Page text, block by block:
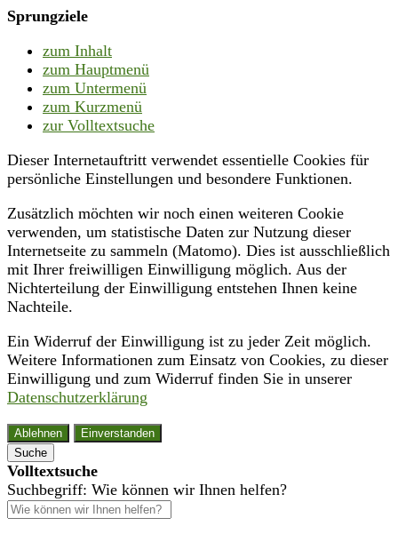
Sprungziele
zum Inhalt
zum Hauptmenü
zum Untermenü
zum Kurzmenü
zur Volltextsuche
Dieser Internetauftritt verwendet essentielle Cookies für
persönliche Einstellungen und besondere Funktionen.
Zusätzlich möchten wir noch einen weiteren Cookie
verwenden, um statistische Daten zur Nutzung dieser
Internetseite zu sammeln (Matomo). Dies ist ausschließlich
mit Ihrer freiwilligen Einwilligung möglich. Aus der
Nichterteilung der Einwilligung entstehen Ihnen keine
Nachteile.
Ein Widerruf der Einwilligung ist zu jeder Zeit möglich.
Weitere Informationen zum Einsatz von Cookies, zu dieser
Einwilligung und zum Widerruf finden Sie in unserer
Datenschutzerklärung
Ablehnen
Einverstanden
Suche
Volltextsuche
Suchbegriff: Wie können wir Ihnen helfen?